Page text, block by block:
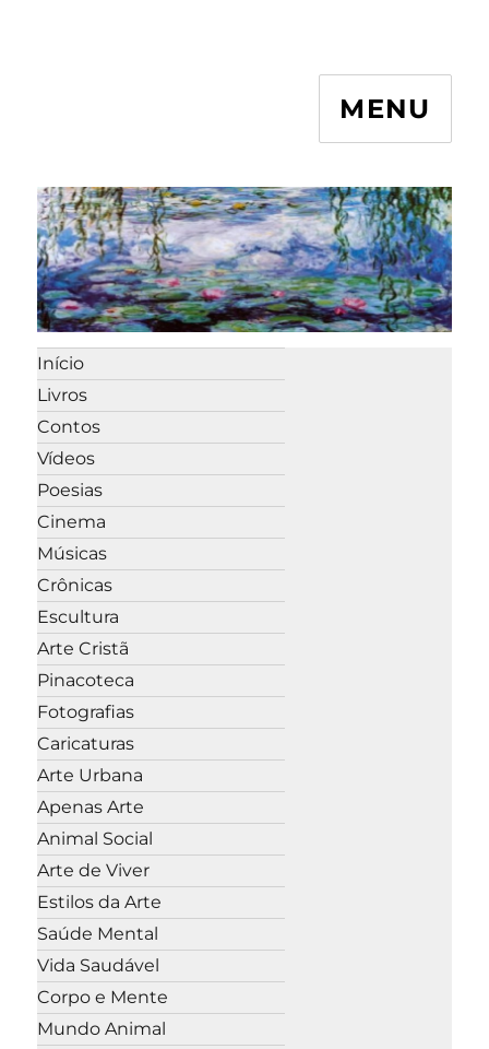
MENU
Início
Livros
Contos
Vídeos
Poesias
Cinema
Músicas
Crônicas
Escultura
Arte Cristã
Pinacoteca
Fotografias
Caricaturas
Arte Urbana
Apenas Arte
Animal Social
Arte de Viver
Estilos da Arte
Saúde Mental
Vida Saudável
Corpo e Mente
Mundo Animal